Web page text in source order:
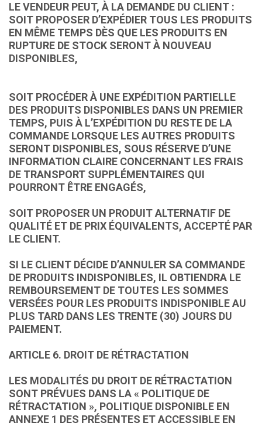
LE VENDEUR PEUT, À LA DEMANDE DU CLIENT :
SOIT PROPOSER D’EXPÉDIER TOUS LES PRODUITS
EN MÊME TEMPS DÈS QUE LES PRODUITS EN
RUPTURE DE STOCK SERONT À NOUVEAU
DISPONIBLES,
SOIT PROCÉDER À UNE EXPÉDITION PARTIELLE
DES PRODUITS DISPONIBLES DANS UN PREMIER
TEMPS, PUIS À L’EXPÉDITION DU RESTE DE LA
COMMANDE LORSQUE LES AUTRES PRODUITS
SERONT DISPONIBLES, SOUS RÉSERVE D’UNE
INFORMATION CLAIRE CONCERNANT LES FRAIS
DE TRANSPORT SUPPLÉMENTAIRES QUI
POURRONT ÊTRE ENGAGÉS,
SOIT PROPOSER UN PRODUIT ALTERNATIF DE
QUALITÉ ET DE PRIX ÉQUIVALENTS, ACCEPTÉ PAR
LE CLIENT.
SI LE CLIENT DÉCIDE D’ANNULER SA COMMANDE
DE PRODUITS INDISPONIBLES, IL OBTIENDRA LE
REMBOURSEMENT DE TOUTES LES SOMMES
VERSÉES POUR LES PRODUITS INDISPONIBLE AU
PLUS TARD DANS LES TRENTE (30) JOURS DU
PAIEMENT.
ARTICLE 6. DROIT DE RÉTRACTATION
LES MODALITÉS DU DROIT DE RÉTRACTATION
SONT PRÉVUES DANS LA « POLITIQUE DE
RÉTRACTATION », POLITIQUE DISPONIBLE EN
ANNEXE 1 DES PRÉSENTES ET ACCESSIBLE EN